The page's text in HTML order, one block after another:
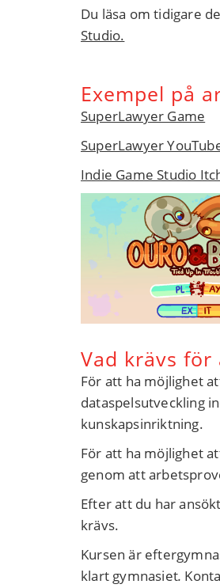
Du läsa om tidigare
Studio.
Exempel på
SuperLawyer Game
SuperLawyer
Indie Game Studio
Vad krävs för
För att ha möjlighet
dataspelsutveckling
kunskapsinriktning.
För att ha möjlighet
genom att
Efter att du har
krävs.
Kursen är
klart gymnasiet.